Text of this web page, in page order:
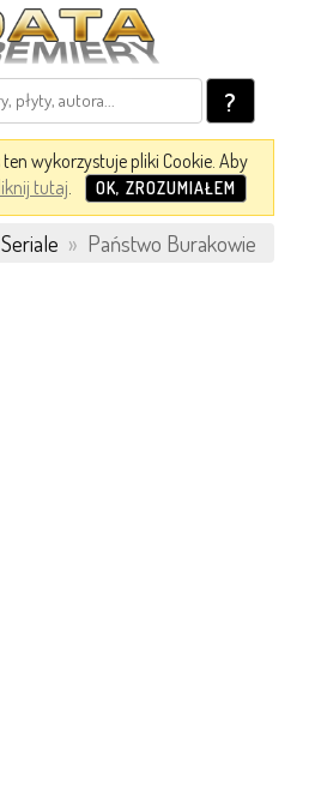
?
wykorzystuje pliki Cookie. Aby
tutaj. OK, ZROZUMIAŁEM
» Państwo Burakowie